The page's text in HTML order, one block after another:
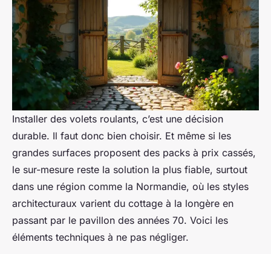
Installer des volets roulants, c’est une décision
durable. Il faut donc bien choisir. Et même si les
grandes surfaces proposent des packs à prix cassés,
le sur-mesure reste la solution la plus fiable, surtout
dans une région comme la Normandie, où les styles
architecturaux varient du cottage à la longère en
passant par le pavillon des années 70. Voici les
éléments techniques à ne pas négliger.